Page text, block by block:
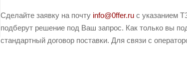
Сделайте заявку на почту info@0ffer.ru с указанием
подберут решение под Ваш запрос. Как только вы
стандартный договор поставки. Для связи с